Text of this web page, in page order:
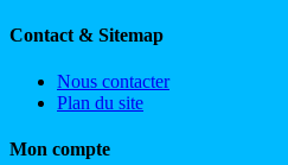
Contact & Sitemap
Nous contacter
Plan du site
Mon compte